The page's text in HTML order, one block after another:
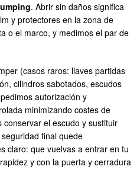
. Abrir sin daños significa
y protectores en la zona de
o el marco, y medimos el par de
(casos raros: llaves partidas
cilindros sabotados, escudos
autorización y
minimizando costes de
el escudo y sustituir
final quede
claro: que vuelvas a entrar en tu
y con la puerta y cerradura